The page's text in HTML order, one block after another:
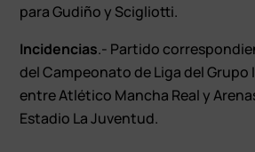
para Gudiño y Scigliotti.
Incidencias.- Partido
del Campeonato de Liga del Grupo
entre Atlético Mancha Real y
Estadio La Juventud.